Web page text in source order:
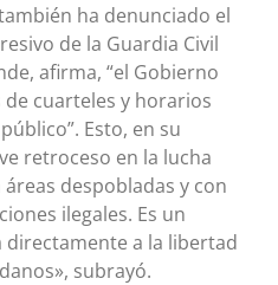
ha denunciado el
de la Guardia Civil
afirma, “el Gobierno
cuarteles y horarios
Esto, en su
retroceso en la lucha
despobladas y con
ilegales. Es un
a la libertad
subrayó.